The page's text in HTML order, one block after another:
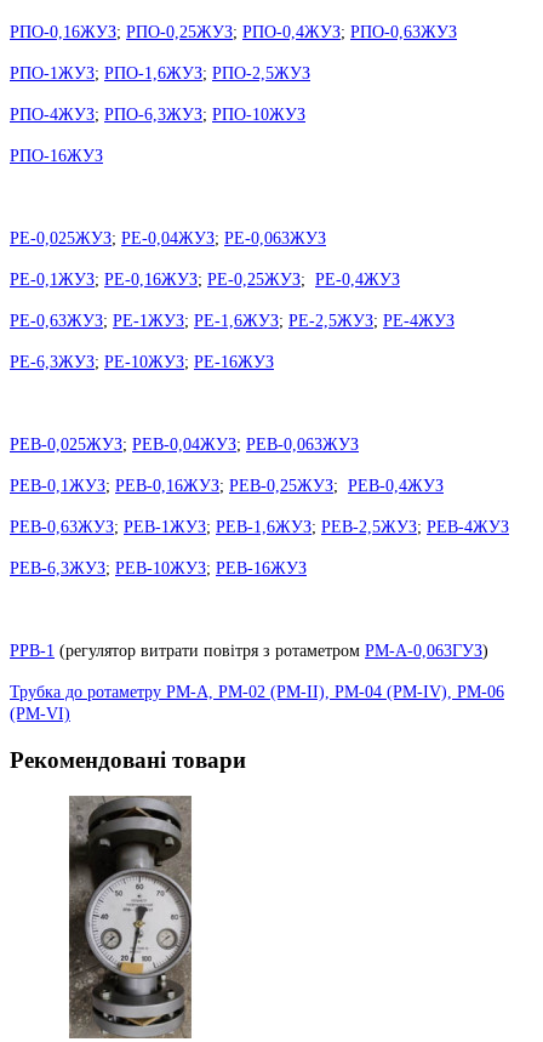
РПО-0,16ЖУЗ; РПО-0,25ЖУЗ; РПО-0,4ЖУЗ; РПО-0,63ЖУЗ
РПО-1ЖУЗ; РПО-1,6ЖУЗ; РПО-2,5ЖУЗ
РПО-4ЖУЗ; РПО-6,3ЖУЗ; РПО-10ЖУЗ
РПО-16ЖУЗ
РЕ-0,025ЖУЗ; РЕ-0,04ЖУЗ; РЕ-0,063ЖУЗ
РЕ-0,1ЖУЗ; РЕ-0,16ЖУЗ; РЕ-0,25ЖУЗ; РЕ-0,4ЖУЗ
РЕ-0,63ЖУЗ; РЕ-1ЖУЗ; РЕ-1,6ЖУЗ; РЕ-2,5ЖУЗ; РЕ-4ЖУЗ
РЕ-6,3ЖУЗ; РЕ-10ЖУЗ; РЕ-16ЖУЗ
РЕВ-0,025ЖУЗ; РЕВ-0,04ЖУЗ; РЕВ-0,063ЖУЗ
РЕВ-0,1ЖУЗ; РЕВ-0,16ЖУЗ; РЕВ-0,25ЖУЗ; РЕВ-0,4ЖУЗ
РЕВ-0,63ЖУЗ; РЕВ-1ЖУЗ; РЕВ-1,6ЖУЗ; РЕВ-2,5ЖУЗ; РЕВ-4ЖУЗ
РЕВ-6,3ЖУЗ; РЕВ-10ЖУЗ; РЕВ-16ЖУЗ
РРВ-1 (регулятор витрати повітря з ротаметром РМ-А-0,063ГУЗ)
Трубка до ротаметру РМ-А, РМ-02 (РМ-II), РМ-04 (РМ-IV), РМ-06
(РМ-VI)
Рекомендовані товари